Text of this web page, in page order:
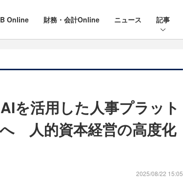
Online 財務・会計Online ニュース 記事
を活用した人事プラット
人的資本経営の高度化
2025/08/22 15:05